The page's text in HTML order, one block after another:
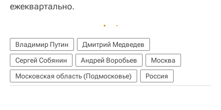
ежеквартально.
Владимир Путин
Дмитрий Медведев
Сергей Собянин
Андрей Воробьев
Москва
Московская область (Подмосковье)
Россия